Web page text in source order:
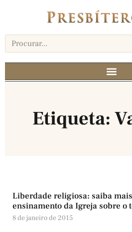
Etiqueta:
Liberdade religiosa: saiba
ensinamento da Igreja sobre o
8 de janeiro de 2015